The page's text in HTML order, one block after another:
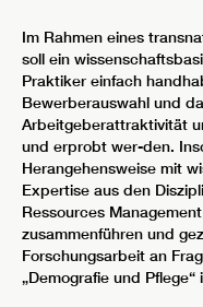
Im Rahmen eines
soll ein
Praktiker einfach
Bewerberauswahl und
Arbeitgeberattraktivität
und erprobt wer-den.
Herangehensweise mit
Expertise aus den
Ressources
zusammenführen und
Forschungsarbeit an
„Demografie und Pflege“